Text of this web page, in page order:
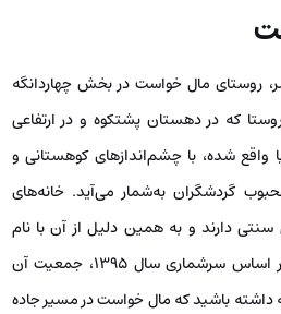
روستای مال خواست در بخش چهاردانگه
که در دهستان پشتکوه و در ارتفاعی
سطح دریا واقع شده، با چشم‌اندازهای کوهستانی و
گردشگران به‌شمار می‌آید. خانه‌های
دارند و به همین دلیل از آن با نام
«ابیانه مازندران» یاد می‌شود. بر اساس سرشماری سال ۱۳۹۵، جمعیت آن
است. توجه داشته باشید که مال خواست در مسیر جاده